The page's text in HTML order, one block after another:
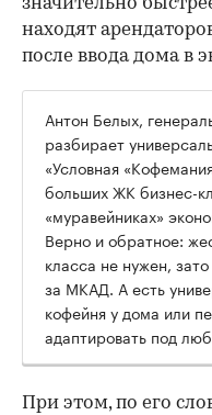
значительно
находят
после ввода дома в
Антон Белых,
разбирает
«Условная
больших ЖК бизнес-
«муравейниках»
Верно и обратное:
класса не нужен,
за МКАД. А есть
кофейня у дома или
адаптировать под
При этом, по его